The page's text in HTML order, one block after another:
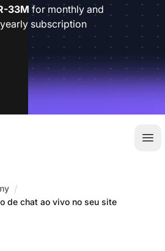
33M for monthly and
subscription
/
de chat ao vivo no seu site